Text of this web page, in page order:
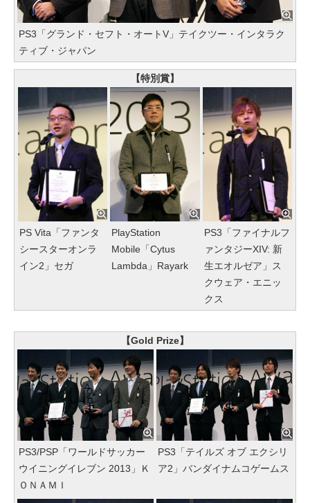
PS3「グランド・セフト・オートV」テイクツー・インタラク
ティブ・ジャパン
【特別賞】
PS Vita「ファンタ
シースターオンラ
イン2」セガ
PlayStation
Mobile「Cytus
Lambda」Rayark
PS3「ファイナルフ
ァンタジーXIV: 新
生エオルゼア」ス
クウェア・エニッ
クス
【Gold Prize】
PS3/PSP「ワールドサッカー
ウイニングイレブン 2013」Ｋ
ＯＮＡＭＩ
PS3「テイルズ オブ エクシリ
ア2」バンダイナムコゲームス